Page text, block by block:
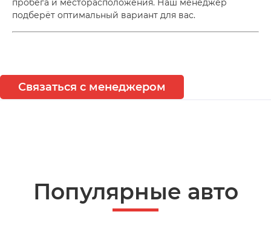
пробега и месторасположения. Наш менеджер
подберёт оптимальный вариант для вас.
Связаться с менеджером
Популярные авто